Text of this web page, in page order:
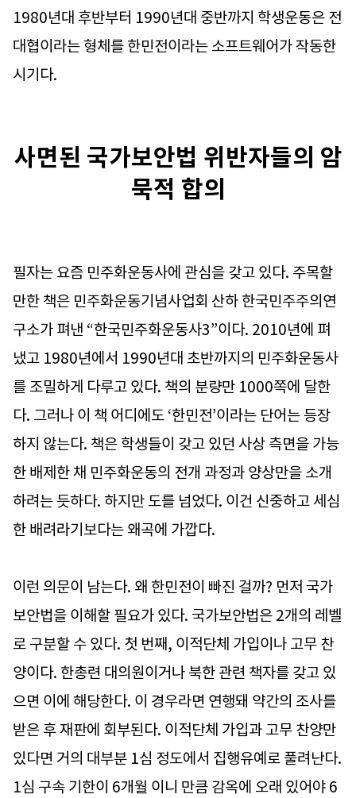
1980년대 후반부터 1990년대 중반까지 학생운동은 전
대협이라는 형체를 한민전이라는 소프트웨어가 작동한
시기다.
사면된 국가보안법 위반자들의 암
묵적 합의
필자는 요즘 민주화운동사에 관심을 갖고 있다. 주목할
만한 책은 민주화운동기념사업회 산하 한국민주주의연
구소가 펴낸 “한국민주화운동사3”이다. 2010년에 펴
냈고 1980년에서 1990년대 초반까지의 민주화운동사
를 조밀하게 다루고 있다. 책의 분량만 1000쪽에 달한
다. 그러나 이 책 어디에도 ‘한민전’이라는 단어는 등장
하지 않는다. 책은 학생들이 갖고 있던 사상 측면을 가능
한 배제한 채 민주화운동의 전개 과정과 양상만을 소개
하려는 듯하다. 하지만 도를 넘었다. 이건 신중하고 세심
한 배려라기보다는 왜곡에 가깝다.
이런 의문이 남는다. 왜 한민전이 빠진 걸까? 먼저 국가
보안법을 이해할 필요가 있다. 국가보안법은 2개의 레벨
로 구분할 수 있다. 첫 번째, 이적단체 가입이나 고무 찬
양이다. 한총련 대의원이거나 북한 관련 책자를 갖고 있
으면 이에 해당한다. 이 경우라면 연행돼 약간의 조사를
받은 후 재판에 회부된다. 이적단체 가입과 고무 찬양만
있다면 거의 대부분 1심 정도에서 집행유예로 풀려난다.
1심 구속 기한이 6개월 이니 만큼 감옥에 오래 있어야 6